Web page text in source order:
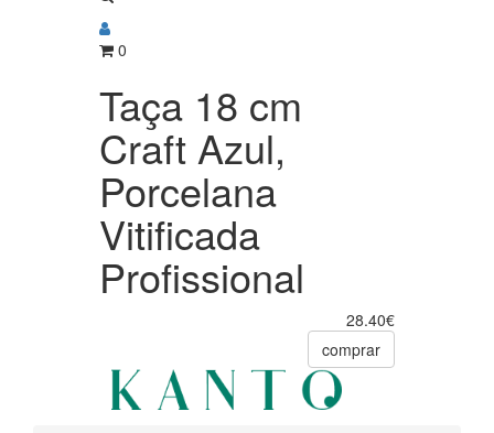
0
Taça 18 cm
Craft Azul,
Porcelana
Vitificada
Profissional
28.40€
comprar